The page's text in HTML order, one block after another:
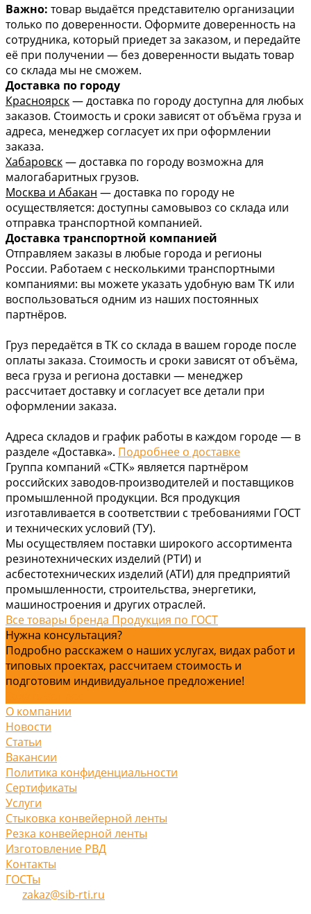
Важно: товар выдаётся представителю организации
только по доверенности. Оформите доверенность на
сотрудника, который приедет за заказом, и передайте
её при получении — без доверенности выдать товар
со склада мы не сможем.
Доставка по городу
Красноярск— доставка по городу доступна для любых
заказов. Стоимость и сроки зависят от объёма груза и
адреса, менеджер согласует их при оформлении
заказа.
Хабаровск— доставка по городу возможна для
малогабаритных грузов.
Москва и Абакан — доставка по городу не
осуществляется: доступны самовывоз со склада или
отправка транспортной компанией.
Доставка транспортной компанией
Отправляем заказы в любые города и регионы
России. Работаем с несколькими транспортными
компаниями: вы можете указать удобную вам ТК или
воспользоваться одним из наших постоянных
партнёров.
Груз передаётся в ТК со склада в вашем городе после
оплаты заказа. Стоимость и сроки зависят от объёма,
веса груза и региона доставки — менеджер
рассчитает доставку и согласует все детали при
оформлении заказа.
Адреса складов и график работы в каждом городе — в
разделе «Доставка». Подробнее о доставке
Группа компаний «СТК» является партнёром
российских заводов-производителей и поставщиков
промышленной продукции. Вся продукция
изготавливается в соответствии с требованиями ГОСТ
и технических условий (ТУ).
Мы осуществляем поставки широкого ассортимента
резинотехнических изделий (РТИ) и
асбестотехнических изделий (АТИ) для предприятий
промышленности, строительства, энергетики,
машиностроения и других отраслей.
Все товары бренда Продукция по ГОСТ
Нужна консультация?
Подробно расскажем о наших услугах, видах работ и
типовых проектах, рассчитаем стоимость и
подготовим индивидуальное предложение!
О компании
Новости
Статьи
Вакансии
Политика конфиденциальности
Сертификаты
Услуги
Стыковка конвейерной ленты
Резка конвейерной ленты
Изготовление РВД
Контакты
ГОСТы
zakaz@sib-rti.ru